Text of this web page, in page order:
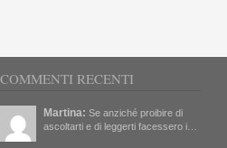
COMMENTI RECENTI
Martina: Se anziché proibire di
ascoltarti e di leggerti facessero i…